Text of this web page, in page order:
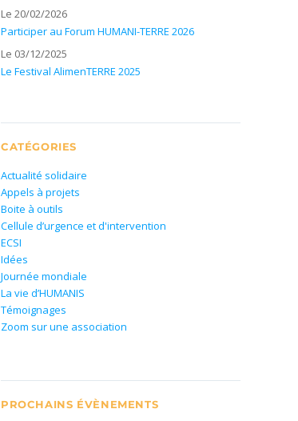
Le 20/02/2026
Participer au Forum HUMANI-TERRE 2026
Le 03/12/2025
Le Festival AlimenTERRE 2025
CATÉGORIES
Actualité solidaire
Appels à projets
Boite à outils
Cellule d’urgence et d'intervention
ECSI
Idées
Journée mondiale
La vie d’HUMANIS
Témoignages
Zoom sur une association
PROCHAINS ÉVÈNEMENTS